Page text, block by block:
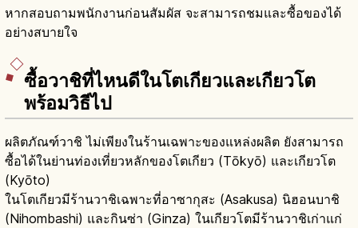
หากสอบถามพนักงานก่อนสัมผัส จะสามารถชมและซื้อของได้
อย่างสบายใจ
ซื้อวาชิที่ไหนดีในโตเกียวและเกียวโต
พร้อมวิธีไป
ผลิตภัณฑ์วาชิ ไม่เพียงในร้านเฉพาะของแหล่งผลิต ยังสามารถ
ซื้อได้ในย่านท่องเที่ยวหลักของโตเกียว (Tōkyō) และเกียวโต
(Kyōto)
ในโตเกียวมีร้านวาชิเฉพาะที่อาซากุสะ (Asakusa) นิฮอนบาชิ
(Nihombashi) และกินซ่า (Ginza) ในเกียวโตมีร้านวาชิเก่าแก่